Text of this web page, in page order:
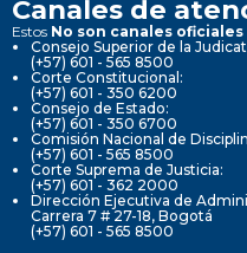
Canales de
Estos No son canales oficiales
Consejo Superior de la
(+57) 601 - 565 8500
Corte Constitucional:
(+57) 601 - 350 6200
Consejo de Estado:
(+57) 601 - 350 6700
Comisión Nacional de
(+57) 601 - 565 8500
Corte Suprema de Justicia:
(+57) 601 - 362 2000
Dirección Ejecutiva de
Carrera 7 # 27-18, Bogotá
(+57) 601 - 565 8500